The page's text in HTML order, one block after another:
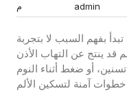
تعليقات
admin
م
م
بفهم السبب لا بتجربة
قد ينتج عن التهاب الأذن
أو ضغط أثناء النوم
آمنة لتسكين الألم